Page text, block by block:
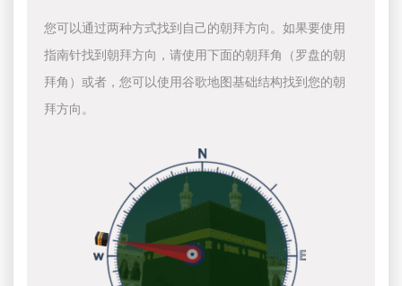
您可以通过两种方式找到自己的朝拜方向。如果要使用
指南针找到朝拜方向，请使用下面的朝拜角（罗盘的朝
拜角）或者，您可以使用谷歌地图基础结构找到您的朝
拜方向。